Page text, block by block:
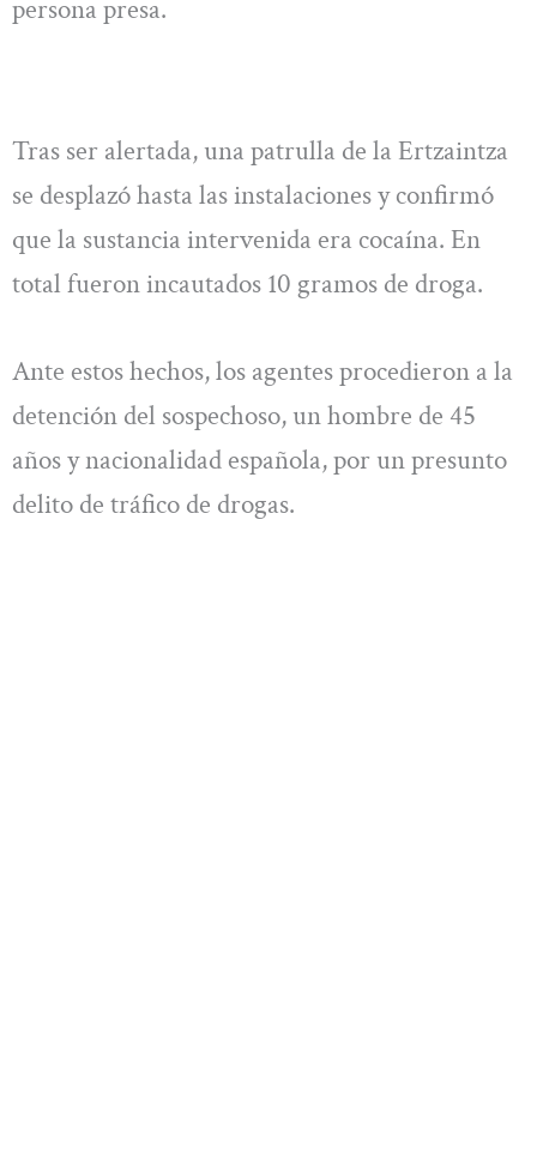
persona presa.
Tras ser alertada, una patrulla de la Ertzaintza
se desplazó hasta las instalaciones y confirmó
que la sustancia intervenida era cocaína. En
total fueron incautados 10 gramos de droga.
Ante estos hechos, los agentes procedieron a la
detención del sospechoso, un hombre de 45
años y nacionalidad española, por un presunto
delito de tráfico de drogas.